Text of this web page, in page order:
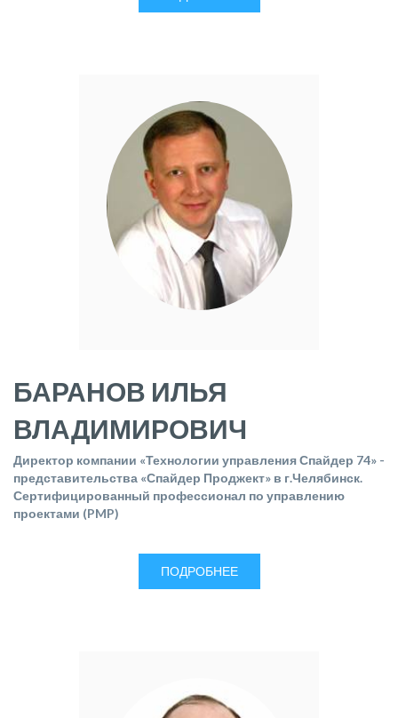
БАРАНОВ ИЛЬЯ
ВЛАДИМИРОВИЧ
Директор компании «Технологии управления Спайдер 74» -
представительства «Спайдер Проджект» в г.Челябинск.
Сертифицированный профессионал по управлению
проектами (PMP)
ПОДРОБНЕЕ